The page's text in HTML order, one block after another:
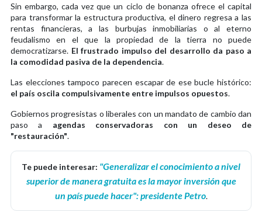
Sin embargo, cada vez que un ciclo de bonanza ofrece el capital
para transformar la estructura productiva, el dinero regresa a las
rentas financieras, a las burbujas inmobiliarias o al eterno
feudalismo en el que la propiedad de la tierra no puede
democratizarse. El frustrado impulso del desarrollo da paso a
la comodidad pasiva de la dependencia.
Las elecciones tampoco parecen escapar de ese bucle histórico:
el país oscila compulsivamente entre impulsos opuestos.
Gobiernos progresistas o liberales con un mandato de cambio dan
paso a agendas conservadoras con un deseo de
"restauración".
Te puede interesar: "Generalizar el conocimiento a nivel
superior de manera gratuita es la mayor inversión que
un país puede hacer": presidente Petro.